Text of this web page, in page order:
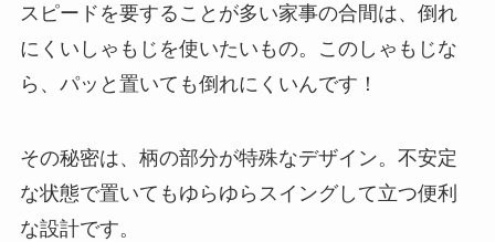
スピードを要することが多い家事の合間は、倒れ
にくいしゃもじを使いたいもの。このしゃもじな
ら、パッと置いても倒れにくいんです！
その秘密は、柄の部分が特殊なデザイン。不安定
な状態で置いてもゆらゆらスイングして立つ便利
な設計です。